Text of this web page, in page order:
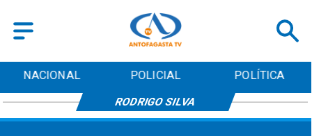
NACIONAL POLICIAL POLÍTICA
RODRIGO SILVA